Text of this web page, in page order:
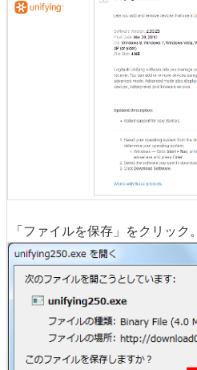
「ファイルを保存」をクリック。